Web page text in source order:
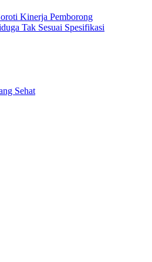
Kinerja Pemborong
Tak Sesuai Spesifikasi
Sehat